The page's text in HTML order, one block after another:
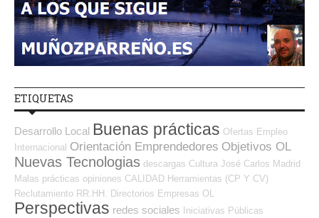
ETIQUETAS
Desarrollo Local Buenas prácticas Ofertas Empleo
Internacional Orientación Emprendedores Objetivos OL
Nuevas Tecnologias descargas Cultura José Carlos Madrid
Malas prácticas opiniones CALIDAD Herramientas (CP Y CV)
Reclutamiento RR.HH.
Directorios Empresas OL
Perspectivas redes sociales
Iniciativas Públicas